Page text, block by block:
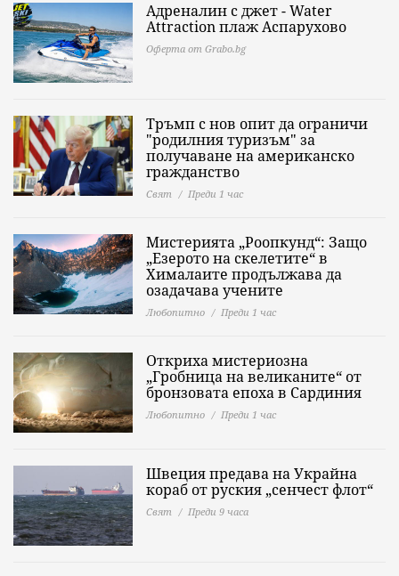
Адреналин с джет - Water
Attraction плаж Аспарухово
Оферта от Grabo.bg
Тръмп с нов опит да ограничи
"родилния туризъм" за
получаване на американско
гражданство
Свят Преди 1 час
Мистерията „Роопкунд“: Защо
„Езерото на скелетите“ в
Хималаите продължава да
озадачава учените
Любопитно Преди 1 час
Откриха мистериозна
„Гробница на великаните“ от
бронзовата епоха в Сардиния
Любопитно Преди 1 час
Швеция предава на Украйна
кораб от руския „сенчест флот“
Свят Преди 9 часа